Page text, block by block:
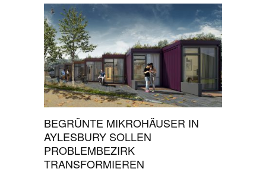
BEGRÜNTE MIKROHÄUSER IN
AYLESBURY SOLLEN
PROBLEMBEZIRK
TRANSFORMIEREN